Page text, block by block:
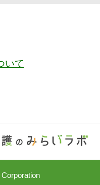
いて